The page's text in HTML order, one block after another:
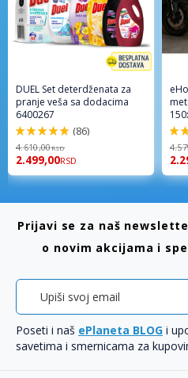
DUEL Set deterdženata za
pranje veša sa dodacima
6400267
98%
(86)
4.610,00RSD
2.499,00RSD
96%
Prijavi se za naš
o novim akcijama i
Poseti i naš ePlaneta BLOG i
savetima i smernicama za